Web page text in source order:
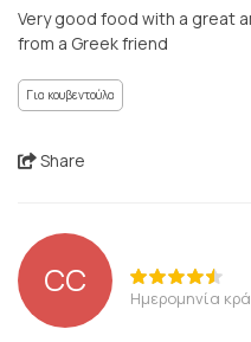
Very good food with a great
from a Greek friend
Για κουβεντούλα
Share
CC Ημερομηνία